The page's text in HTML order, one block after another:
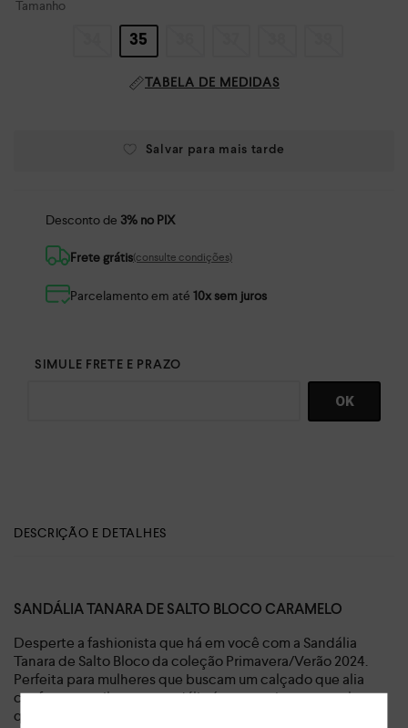
Tamanho
35
TABELA DE MEDIDAS
Desconto de 3% no PIX
Frete grátis(consulte condições)
Parcelamento em até 10x sem juros
DESCRIÇÃO E DETALHES
SANDÁLIA TANARA DE SALTO BLOCO CARAMELO
Desperte a fashionista que há em você com a Sandália
Tanara de Salto Bloco da coleção Primavera/Verão 2024.
Perfeita para mulheres que buscam um calçado que alia
conforto e estilo, essa sandália é a peça chave para elevar
qualquer look e está disponível na cor caramelo.